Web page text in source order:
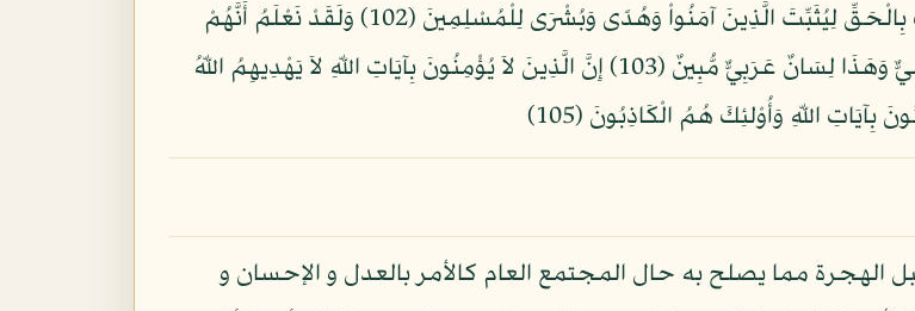
أَكْثَرُهُمْ لاَ يَعْلَمُونَ (101) قُلْ نَزَّلَهُ رُوحُ الْقُدُسِ مِن رَّبِّكَ بِالْحَقِّ لِيُثَبِّتَ الَّذِينَ آمَنُواْ وَهُدًى وَبُشْرَى لِلْمُسْلِمِينَ (102) وَلَقَدْ نَعْلَمُ أَنَّهُمْ
يَقُولُونَ إِنَّمَا يُعَلِّمُهُ بَشَرٌ لِّسَانُ الَّذِي يُلْحِدُونَ إِلَيْهِ أَعْجَمِيٌّ وَهَذَا لِسَانٌ عَرَبِيٌّ مُّبِينٌ (103) إِنَّ الَّذِينَ لاَ يُؤْمِنُونَ بِآيَاتِ اللّهِ لاَ يَهْدِيهِمُ اللّهُ
الهجرة مما يصلح به حال المجتمع العام كالأمر بالعدل و الإحسان و